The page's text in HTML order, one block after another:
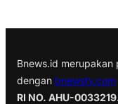
Bnews.id
dengan bnewstv.com
RI NO. AHU-